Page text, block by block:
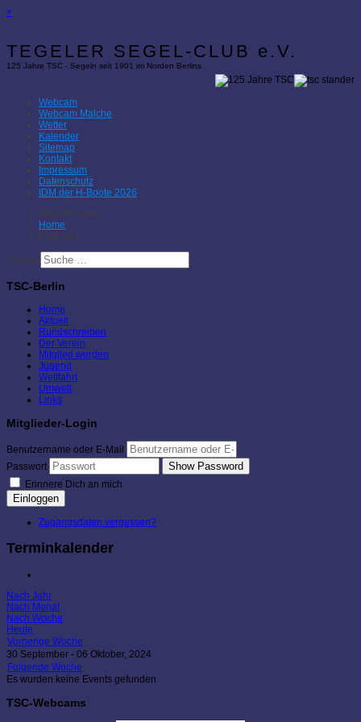
×
TEGELER SEGEL-CLUB e.V.
125 Jahre TSC - Segeln seit 1901 im Norden Berlins
Webcam
Webcam Malche
Wetter
Kalender
Sitemap
Kontakt
Impressum
Datenschutz
IDM der H-Boote 2026
Aktuelle Seite:
Home
Kalender
Suchen
TSC-Berlin
Home
Aktuell
Rundschreiben
Der Verein
Mitglied werden
Jugend
Wettfahrt
Umwelt
Links
Mitglieder-Login
Benutzername oder E-Mail
Passwort
Show Password
Erinnere Dich an mich
Einloggen
Zugangsdaten vergessen?
Terminkalender
Nach Jahr
Nach Monat
Nach Woche
Heute
Vorherige Woche
30 September - 06 Oktober, 2024
Folgende Woche
Es wurden keine Events gefunden
TSC-Webcams